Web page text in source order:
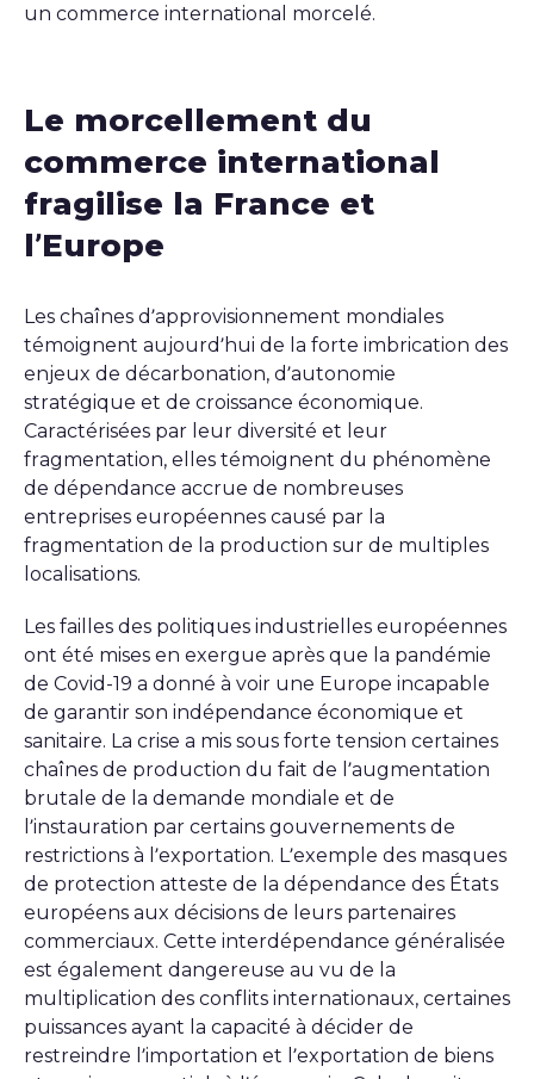
un commerce international morcelé.
Le morcellement du
commerce international
fragilise la France et
l’Europe
Les chaînes d’approvisionnement mondiales
témoignent aujourd’hui de la forte imbrication des
enjeux de décarbonation, d’autonomie
stratégique et de croissance économique.
Caractérisées par leur diversité et leur
fragmentation, elles témoignent du phénomène
de dépendance accrue de nombreuses
entreprises européennes causé par la
fragmentation de la production sur de multiples
localisations.
Les failles des politiques industrielles européennes
ont été mises en exergue après que la pandémie
de Covid-19 a donné à voir une Europe incapable
de garantir son indépendance économique et
sanitaire. La crise a mis sous forte tension certaines
chaînes de production du fait de l’augmentation
brutale de la demande mondiale et de
l’instauration par certains gouvernements de
restrictions à l’exportation. L’exemple des masques
de protection atteste de la dépendance des États
européens aux décisions de leurs partenaires
commerciaux. Cette interdépendance généralisée
est également dangereuse au vu de la
multiplication des conflits internationaux, certaines
puissances ayant la capacité à décider de
restreindre l’importation et l’exportation de biens